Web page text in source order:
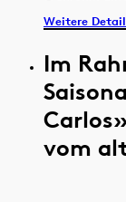
Weitere
Im
vom